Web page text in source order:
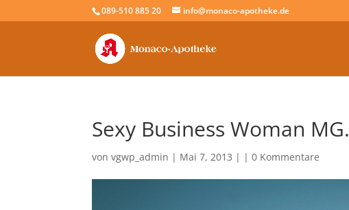
089-510 885 20 info@monaco-apotheke.de
Sexy Business Woman MG.
vonvgwp_admin | Mai 7, 2013 | |0 Kommentare